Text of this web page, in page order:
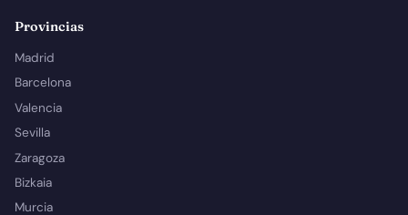
Provincias
Madrid
Barcelona
Valencia
Sevilla
Zaragoza
Bizkaia
Murcia